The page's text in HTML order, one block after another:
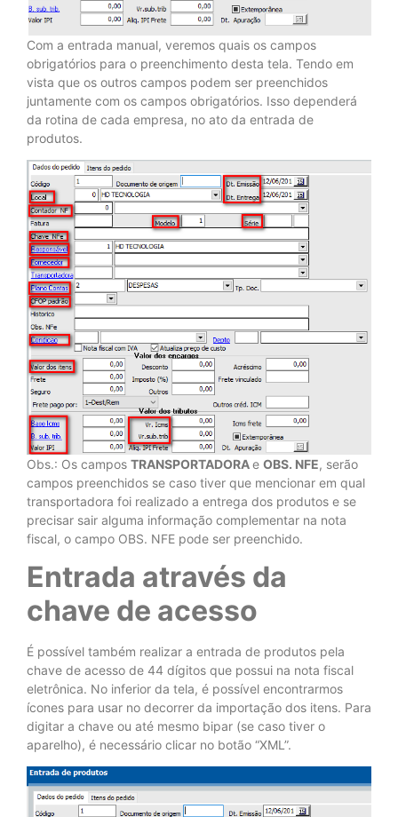
Com a entrada manual, veremos quais os campos
obrigatórios para o preenchimento desta tela. Tendo em
vista que os outros campos podem ser preenchidos
juntamente com os campos obrigatórios. Isso dependerá
da rotina de cada empresa, no ato da entrada de
produtos.
Obs.: Os campos TRANSPORTADORAe OBS. NFE, serão
campos preenchidos se caso tiver que mencionar em qual
transportadora foi realizado a entrega dos produtos e se
precisar sair alguma informação complementar na nota
fiscal, o campo OBS. NFE pode ser preenchido.
Entrada através da
chave de acesso
É possível também realizar a entrada de produtos pela
chave de acesso de 44 dígitos que possui na nota fiscal
eletrônica. No inferior da tela, é possível encontrarmos
ícones para usar no decorrer da importação dos itens. Para
digitar a chave ou até mesmo bipar (se caso tiver o
aparelho), é necessário clicar no botão “XML”.